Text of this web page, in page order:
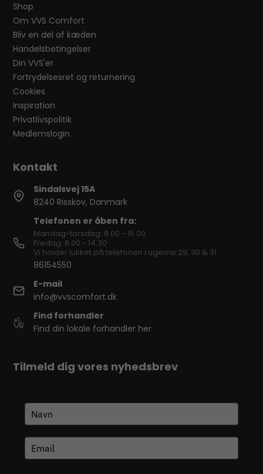
Shop
Om VVS Comfort
Bliv en del af kæden
Handelsbetingelser
Din VVS'er
Fortrydelsesret og returnering
Cookies
Inspiration
Privatlivspolitik
Medlemslogin
Sindalsvej 15A
8240 Risskov, Danmark
Telefonen er åben fra:
Mandag-torsdag: 8.00 - 15.00
Fredag: 8.00 - 14.30
Vi holder lukket på telefonen i ugerne 29, 30 & 31
86154550
E-mail
info@vvscomfort.dk
Find forhandler
Find din lokale forhandler her
Tilmeld dig vores nyhedsbrev